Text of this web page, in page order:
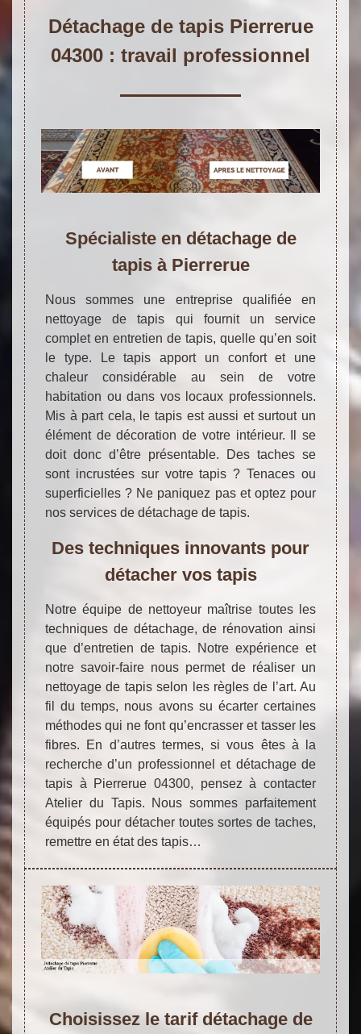
Détachage de tapis Pierrerue
04300 : travail professionnel
Spécialiste en détachage de
tapis à Pierrerue
Nous sommes une entreprise qualifiée en
nettoyage de tapis qui fournit un service
complet en entretien de tapis, quelle qu’en soit
le type. Le tapis apport un confort et une
chaleur considérable au sein de votre
habitation ou dans vos locaux professionnels.
Mis à part cela, le tapis est aussi et surtout un
élément de décoration de votre intérieur. Il se
doit donc d’être présentable. Des taches se
sont incrustées sur votre tapis ? Tenaces ou
superficielles ? Ne paniquez pas et optez pour
nos services de détachage de tapis.
Des techniques innovants pour
détacher vos tapis
Notre équipe de nettoyeur maîtrise toutes les
techniques de détachage, de rénovation ainsi
que d’entretien de tapis. Notre expérience et
notre savoir-faire nous permet de réaliser un
nettoyage de tapis selon les règles de l’art. Au
fil du temps, nous avons su écarter certaines
méthodes qui ne font qu’encrasser et tasser les
fibres. En d’autres termes, si vous êtes à la
recherche d’un professionnel et détachage de
tapis à Pierrerue 04300, pensez à contacter
Atelier du Tapis. Nous sommes parfaitement
équipés pour détacher toutes sortes de taches,
remettre en état des tapis…
Choisissez le tarif détachage de